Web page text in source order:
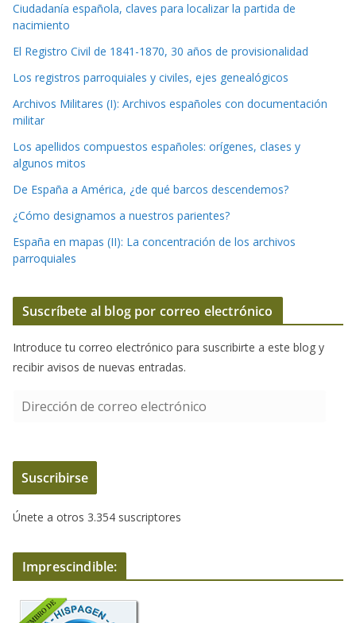
Ciudadanía española, claves para localizar la partida de
nacimiento
El Registro Civil de 1841-1870, 30 años de provisionalidad
Los registros parroquiales y civiles, ejes genealógicos
Archivos Militares (I): Archivos españoles con documentación
militar
Los apellidos compuestos españoles: orígenes, clases y
algunos mitos
De España a América, ¿de qué barcos descendemos?
¿Cómo designamos a nuestros parientes?
España en mapas (II): La concentración de los archivos
parroquiales
Suscríbete al blog por correo electrónico
Introduce tu correo electrónico para suscribirte a este blog y
recibir avisos de nuevas entradas.
e
c
i
n
d
Suscribirse
Únete a otros 3.354 suscriptores
Imprescindible: